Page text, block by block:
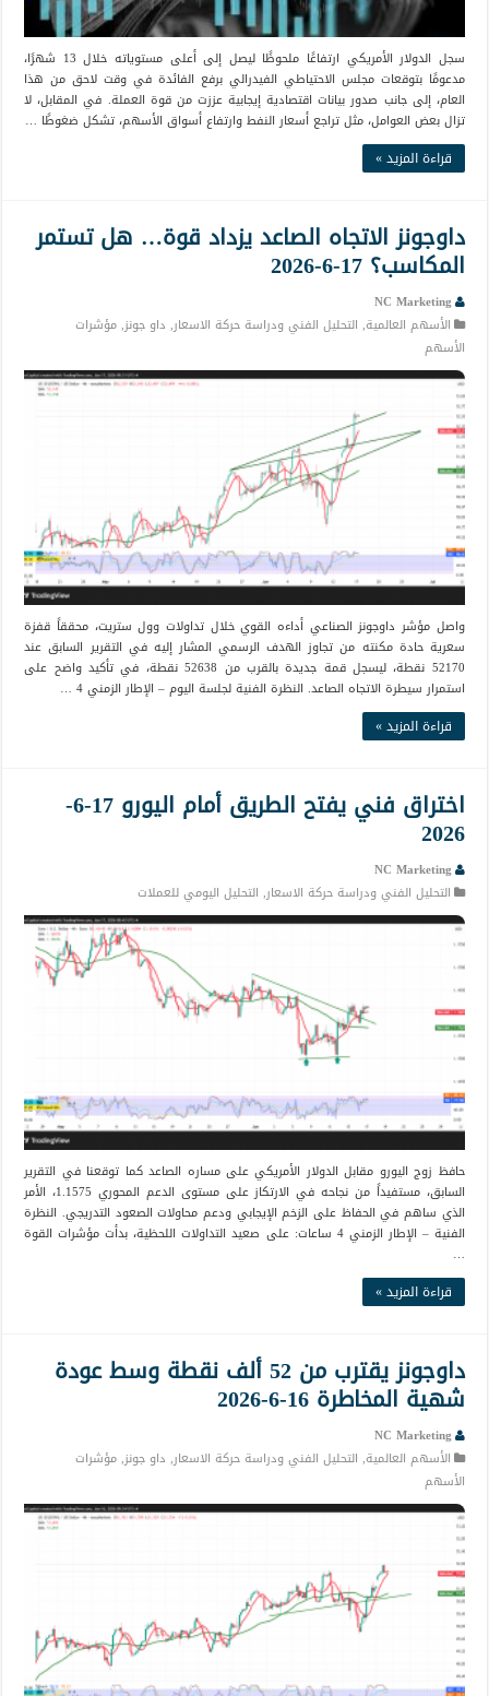
سجل الدولار الأمريكي ارتفاعًا ملحوظًا ليصل إلى أعلى مستوياته خلال 13 شهرًا،
مدعومًا بتوقعات مجلس الاحتياطي الفيدرالي برفع الفائدة في وقت لاحق من هذا
العام، إلى جانب صدور بيانات اقتصادية إيجابية عززت من قوة العملة. في المقابل، لا
تزال بعض العوامل، مثل تراجع أسعار النفط وارتفاع أسواق الأسهم، تشكل ضغوطًا …
قراءة المزيد »
داوجونز الاتجاه الصاعد يزداد قوة… هل تستمر
المكاسب؟ 17-6-2026
NC Marketing
الأسهم العالمية, التحليل الفني ودراسة حركة الاسعار, داو جونز,مؤشرات
الأسهم
واصل مؤشر داوجونز الصناعي أداءه القوي خلال تداولات وول ستريت، محققاً قفزة
سعرية حادة مكنته من تجاوز الهدف الرسمي المشار إليه في التقرير السابق عند
52170 نقطة، ليسجل قمة جديدة بالقرب من 52638 نقطة، في تأكيد واضح على
استمرار سيطرة الاتجاه الصاعد. النظرة الفنية لجلسة اليوم – الإطار الزمني 4 …
قراءة المزيد »
اختراق فني يفتح الطريق أمام اليورو 17-6-
2026
NC Marketing
التحليل الفني ودراسة حركة الاسعار, التحليل اليومي للعملات
حافظ زوج اليورو مقابل الدولار الأمريكي على مساره الصاعد كما توقعنا في التقرير
السابق، مستفيداً من نجاحه في الارتكاز على مستوى الدعم المحوري 1.1575، الأمر
الذي ساهم في الحفاظ على الزخم الإيجابي ودعم محاولات الصعود التدريجي. النظرة
الفنية – الإطار الزمني 4 ساعات: على صعيد التداولات اللحظية، بدأت مؤشرات القوة
…
قراءة المزيد »
داوجونز يقترب من 52 ألف نقطة وسط عودة
شهية المخاطرة 16-6-2026
NC Marketing
الأسهم العالمية, التحليل الفني ودراسة حركة الاسعار, داو جونز,مؤشرات
الأسهم